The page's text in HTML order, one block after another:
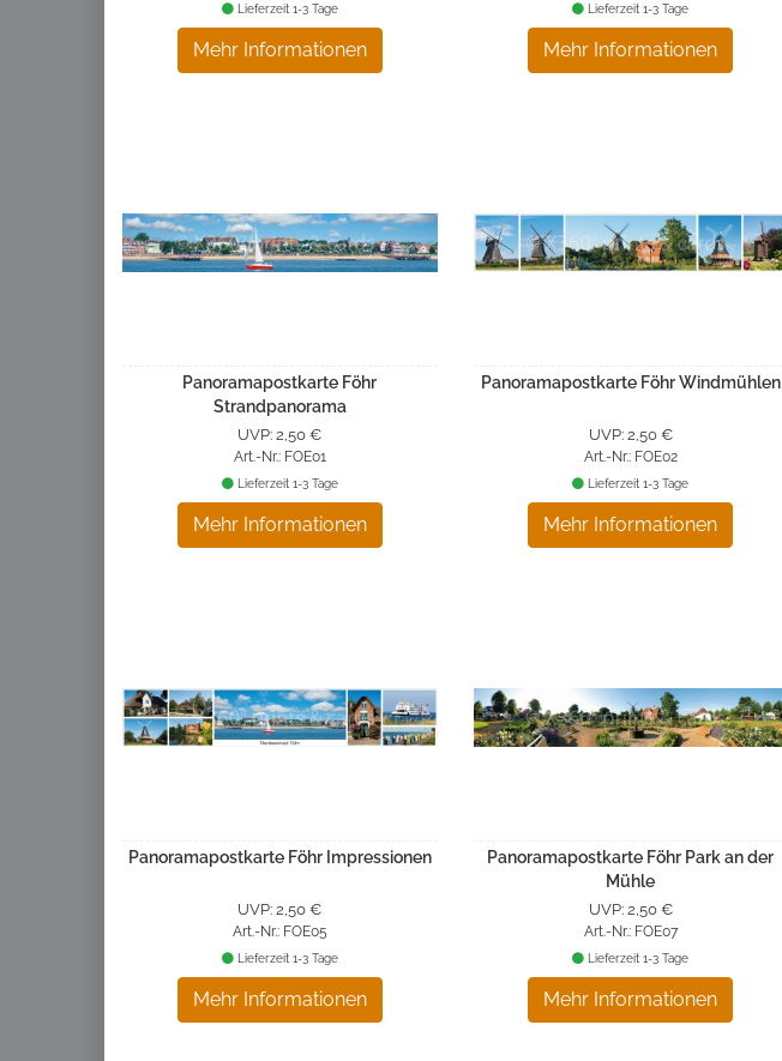
Mehr Informationen
Lieferzeit 1-3 Tage
Mehr Informationen
Lieferzeit 1-3 Tage
Panoramapostkarte Föhr
Strandpanorama
UVP: 2,50 €
Art.-Nr.: FOE01
Mehr Informationen
Lieferzeit 1-3 Tage
Panoramapostkarte Föhr Windmühlen
UVP: 2,50 €
Art.-Nr.: FOE02
Mehr Informationen
Lieferzeit 1-3 Tage
Panoramapostkarte Föhr Impressionen
UVP: 2,50 €
Art.-Nr.: FOE05
Mehr Informationen
Lieferzeit 1-3 Tage
Panoramapostkarte Föhr Park an der
Mühle
UVP: 2,50 €
Art.-Nr.: FOE07
Mehr Informationen
Lieferzeit 1-3 Tage